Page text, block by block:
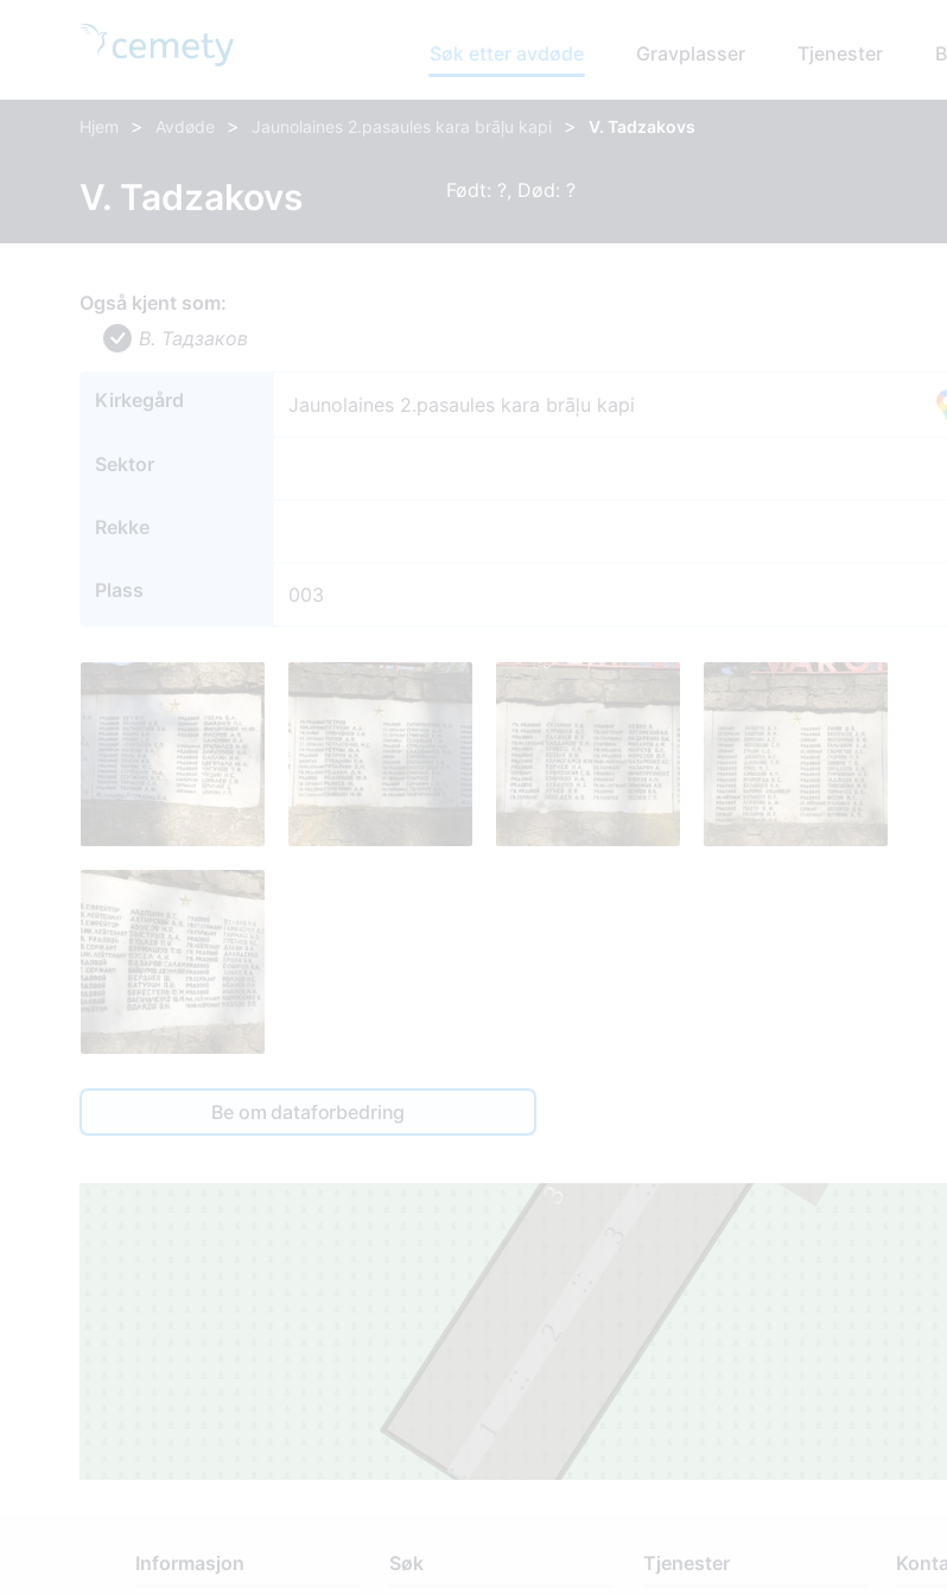
Søk etter avdøde Gravplasser Tjenester
Hjem > Avdøde > Jaunolaines 2.pasaules kara brāļu kapi > V. Tadzakovs
V. Tadzakovs Født: ?, Død: ?
Også kjent som:
В. Тадзаков
Kirkegård Jaunolaines 2.pasaules kara brāļu kapi
Sektor
Rekke
Plass 003
Be om dataforbedring
3
Informasjon Søk Tjenester